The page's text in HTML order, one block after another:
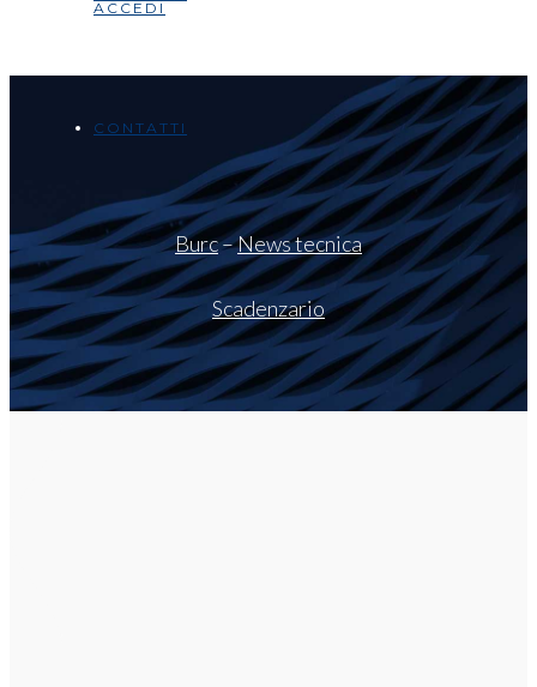
ACCEDI
CONTATTI
Burc–News tecnica
Scadenzario